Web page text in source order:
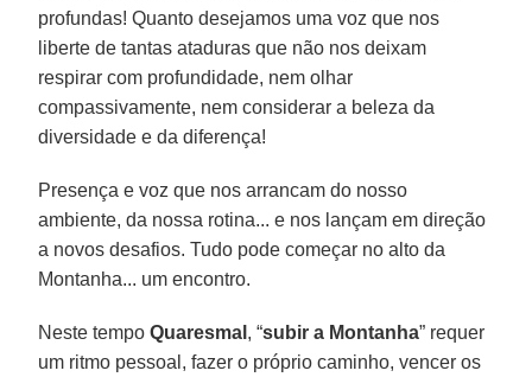
profundas! Quanto desejamos uma voz que nos
liberte de tantas ataduras que não nos deixam
respirar com profundidade, nem olhar
compassivamente, nem considerar a beleza da
diversidade e da diferença!
Presença e voz que nos arrancam do nosso
ambiente, da nossa rotina... e nos lançam em direção
a novos desafios. Tudo pode começar no alto da
Montanha... um encontro.
Neste tempoQuaresmal , “subir a Montanha” requer
um ritmo pessoal, fazer o próprio caminho, vencer os